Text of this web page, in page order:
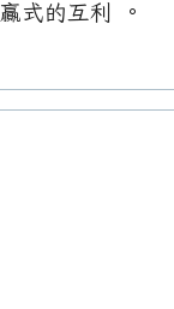
式的互利 。